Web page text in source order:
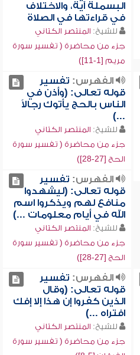
البسملة آية، والاختلاف
في قراءتها في الصلاة
للشيخ: المنتصر الكتاني
جزء من محاضرة ( تفسير سورة
مريم [1-11])
الفهرس: تفسير
قوله تعالى: (وأذن في
الناس بالحج يأتوك رجالاً
...)
للشيخ: المنتصر الكتاني
جزء من محاضرة ( تفسير سورة
الحج [27-28])
الفهرس: تفسير
قوله تعالى: (ليشهدوا
منافع لهم ويذكروا اسم
الله في أيام معلومات ...)
للشيخ: المنتصر الكتاني
جزء من محاضرة ( تفسير سورة
الحج [27-28])
الفهرس: تفسير
قوله تعالى: (وقال
الذين كفروا إن هذا إلا إفك
افتراه ...)
للشيخ: المنتصر الكتاني
جزء من محاضرة ( تفسير سورة